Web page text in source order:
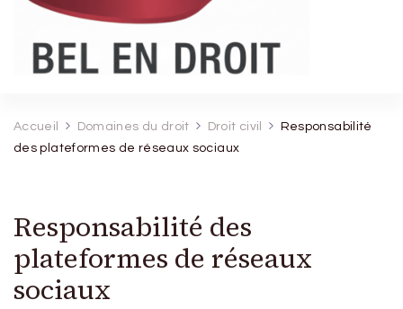
Accueil Domaines du droit Droit civil
Responsabilité
des plateformes de réseaux sociaux
Responsabilité des
plateformes de réseaux
sociaux